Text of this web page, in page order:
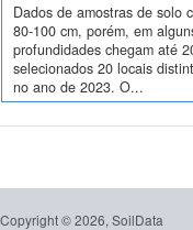
Dados de amostras de solo
80-100 cm, porém, em
profundidades chegam até
selecionados 20 locais
no ano de 2023. O...
Copyright © 2026, SoilData